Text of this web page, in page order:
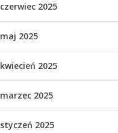
czerwiec 2025
maj 2025
kwiecień 2025
marzec 2025
styczeń 2025